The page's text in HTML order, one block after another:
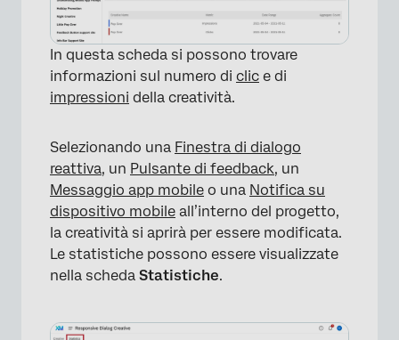
In questa scheda si possono trovare
informazioni sul numero di clic e di
impressioni della creatività.
Selezionando una Finestra di dialogo
reattiva, un Pulsante di feedback, un
Messaggio app mobile o una Notifica su
dispositivo mobile all’interno del progetto,
la creatività si aprirà per essere modificata.
Le statistiche possono essere visualizzate
nella scheda Statistiche.